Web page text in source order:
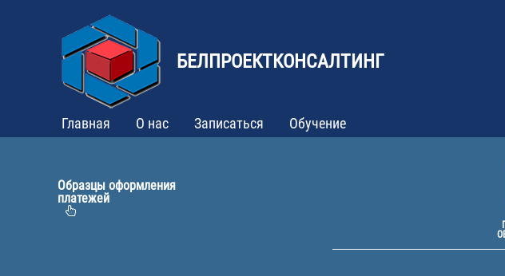
основному
содержанию
БЕЛПРОЕКТКОНСАЛТИНГ
Главная О нас Записаться Обучение
Образцы оформления
платежей